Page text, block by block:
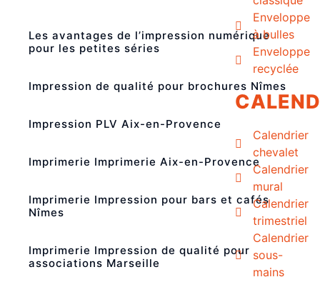
Enveloppe
à bulles
Enveloppe
recyclée
Calendrier
chevalet
Calendrier
mural
Calendrier
trimestriel
Calendrier
sous-
mains
Les avantages de l’impression numérique
pour les petites séries
Impression de qualité pour brochures Nîmes
Impression PLV Aix-en-Provence
Imprimerie Imprimerie Aix-en-Provence
Imprimerie Impression pour bars et cafés
Nîmes
Imprimerie Impression de qualité pour
associations Marseille